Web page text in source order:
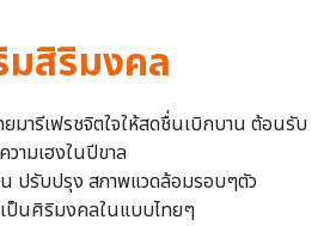
มสิริมงคล
มารีเฟรชจิตใจให้สดชื่นเบิกบาน ต้อนรับ
ความเฮงในปีขาล
ปรับปรุง สภาพแวดล้อมรอบๆตัว
ป็นศิริมงคลในแบบไทยๆ